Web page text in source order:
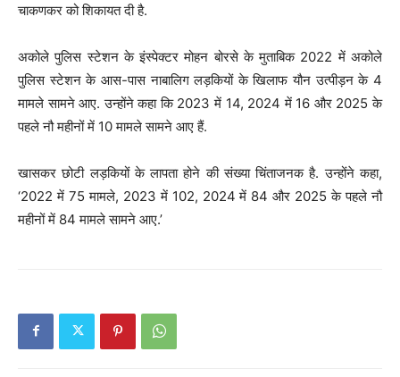
चाकणकर को शिकायत दी है.
अकोले पुलिस स्टेशन के इंस्पेक्टर मोहन बोरसे के मुताबिक 2022 में अकोले
पुलिस स्टेशन के आस-पास नाबालिग लड़कियों के खिलाफ यौन उत्पीड़न के 4
मामले सामने आए. उन्होंने कहा कि 2023 में 14, 2024 में 16 और 2025 के
पहले नौ महीनों में 10 मामले सामने आए हैं.
खासकर छोटी लड़कियों के लापता होने की संख्या चिंताजनक है. उन्होंने कहा,
‘2022 में 75 मामले, 2023 में 102, 2024 में 84 और 2025 के पहले नौ
महीनों में 84 मामले सामने आए.’